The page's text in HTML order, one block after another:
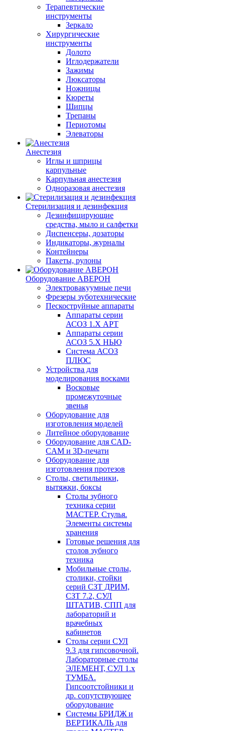
Терапевтические
инструменты
Зеркало
Хирургические
инструменты
Долото
Иглодержатели
Зажимы
Люксаторы
Ножницы
Кюреты
Шипцы
Трепаны
Периотомы
Элеваторы
Анестезия
Иглы и шприцы
карпульные
Карпульная анестезия
Одноразовая анестезия
Стерилизация и дезинфекция
Дезинфицирующие
средства, мыло и салфетки
Диспенсеры, дозаторы
Индикаторы, журналы
Контейнеры
Пакеты, рулоны
Оборудование АВЕРОН
Электровакуумные печи
Фрезеры зуботехнические
Пескоструйные аппараты
Аппараты серии
АСОЗ 1.Х АРТ
Аппараты серии
АСОЗ 5.Х НЬЮ
Система АСОЗ
ПЛЮС
Устройства для
моделирования восками
Восковые
промежуточные
звенья
Оборудование для
изготовления моделей
Литейное оборудование
Оборудование для CAD-
CAM и 3D-печати
Оборудование для
изготовления протезов
Cтолы, светильники,
вытяжки, боксы
Столы зубного
техника серии
МАСТЕР. Стулья.
Элементы системы
хранения
Готовые решения для
столов зубного
техника
Мобильные столы,
столики, стойки
серий СЗТ ДРИМ,
СЗТ 7.2, СУЛ
ШТАТИВ, СПП для
лабораторий и
врачебных
кабинетов
Столы серии СУЛ
9.3 для гипсовочной.
Лабораторные столы
ЭЛЕМЕНТ, СУЛ 1.х
ТУМБА.
Гипсоотстойники и
др. сопутствующее
оборудование
Системы БРИДЖ и
ВЕРТИКАЛЬ для